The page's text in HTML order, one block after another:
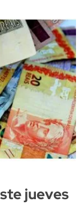
jueves